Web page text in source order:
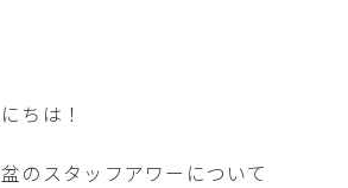
ちは！
のスタッフアワーについて